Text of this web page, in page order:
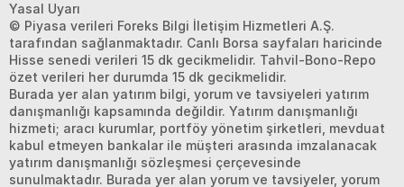
Yasal Uyarı
© Piyasa verileri Foreks Bilgi İletişim Hizmetleri A.Ş.
tarafından sağlanmaktadır. Canlı Borsa sayfaları haricinde
Hisse senedi verileri 15 dk gecikmelidir. Tahvil-Bono-Repo
özet verileri her durumda 15 dk gecikmelidir.
Burada yer alan yatırım bilgi, yorum ve tavsiyeleri yatırım
danışmanlığı kapsamında değildir. Yatırım danışmanlığı
hizmeti; aracı kurumlar, portföy yönetim şirketleri, mevduat
kabul etmeyen bankalar ile müşteri arasında imzalanacak
yatırım danışmanlığı sözleşmesi çerçevesinde
sunulmaktadır. Burada yer alan yorum ve tavsiyeler, yorum